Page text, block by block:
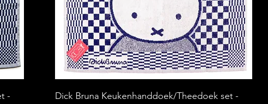
-
Snel overzicht
Dick Bruna Keukenhanddoek/Theedoek set -